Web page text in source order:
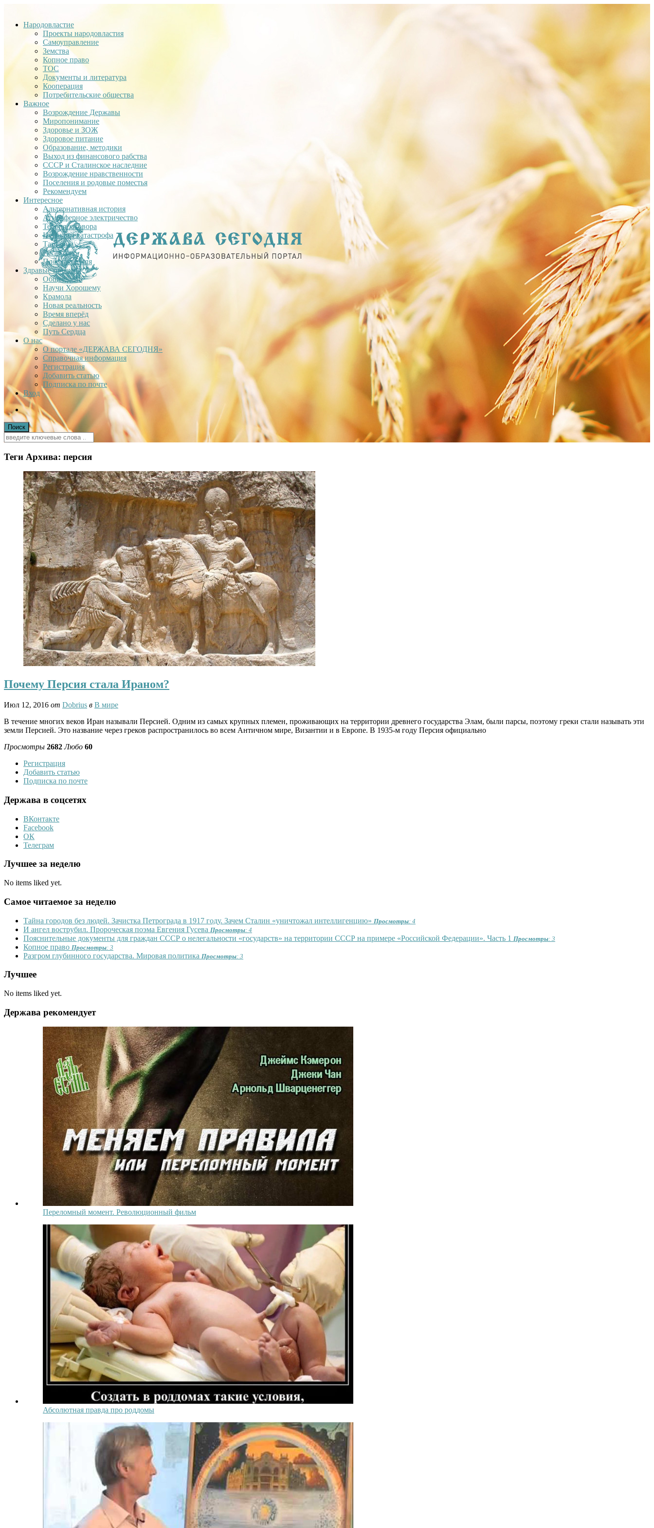
Народовластие
Проекты народовластия
Самоуправление
Земства
Копное право
ТОС
Документы и литература
Кооперация
Потребительские общества
Важное
Возрождение Державы
Миропонимание
Здоровье и ЗОЖ
Здоровое питание
Образование, методики
Выход из финансового рабства
СССР и Сталинское наследние
Возрождение нравственности
Поселения и родовые поместья
Рекомендуем
Интересное
Альтернативная история
Атмосферное электричество
Теория заговора
Недавняя катастрофа
Тартария
Гиганты
Плоская Земля
Здравые проекты
Общее дело
Научи Хорошему
Крамола
Новая реальность
Время вперёд
Сделано у нас
Путь Сердца
О нас
О портале «ДЕРЖАВА СЕГОДНЯ»
Справочная информация
Регистрация
Добавить статью
Подписка по почте
Вход
Теги Архива: персия
Почему Персия стала Ираном?
Июл 12, 2016 от Dobrius в В мире
В течение многих веков Иран называли Персией. Одним из самых крупных племен, проживающих на территории древнего государства Элам, были парсы, поэтому греки стали называть эти
земли Персией. Это название через греков распространилось во всем Античном мире, Византии и в Европе. В 1935-м году Персия официально
Просмотры 2682 Любо 60
Регистрация
Добавить статью
Подписка по почте
Держава в соцсетях
ВКонтакте
Facebook
ОК
Телеграм
Лучшее за неделю
No items liked yet.
Самое читаемое за неделю
Тайна городов без людей. Зачистка Петрограда в 1917 году. Зачем Сталин «уничтожал интеллигенцию» Просмотры: 4
И ангел вострубил. Пророческая поэма Евгения Гусева Просмотры: 4
Пояснительные документы для граждан СССР о нелегальности «государств» на территории СССР на примере «Российской Федерации». Часть 1 Просмотры: 3
Копное право Просмотры: 3
Разгром глубинного государства. Мировая политика Просмотры: 3
Лучшее
No items liked yet.
Держава рекомендует
Переломный момент. Революционный фильм
Абсолютная правда про роддомы